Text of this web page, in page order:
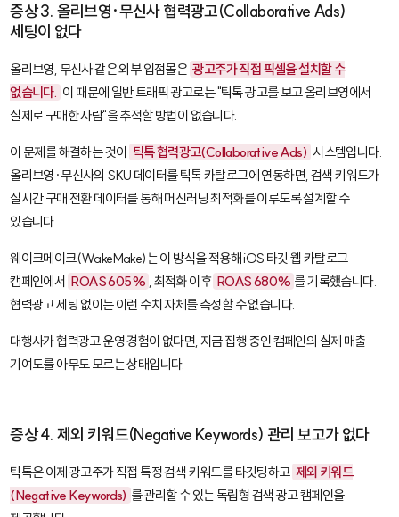
증상 3. 올리브영·무신사 협력광고(Collaborative Ads)
세팅이 없다
올리브영, 무신사 같은 외부 입점몰은 광고주가 직접 픽셀을 설치할 수
없습니다. 이 때문에 일반 트래픽 광고로는 "틱톡 광고를 보고 올리브영에서
실제로 구매한 사람"을 추적할 방법이 없습니다.
이 문제를 해결하는 것이 틱톡 협력광고(Collaborative Ads) 시스템입니다.
올리브영·무신사의 SKU 데이터를 틱톡 카탈로그에 연동하면, 검색 키워드가
실시간 구매 전환 데이터를 통해 머신러닝 최적화를 이루도록 설계할 수
있습니다.
웨이크메이크(WakeMake)는 이 방식을 적용해 iOS 타깃 웹 카탈로그
캠페인에서 ROAS 605% , 최적화 이후 ROAS 680% 를 기록했습니다.
협력광고 세팅 없이는 이런 수치 자체를 측정할 수 없습니다.
대행사가 협력광고 운영 경험이 없다면, 지금 집행 중인 캠페인의 실제 매출
기여도를 아무도 모르는 상태입니다.
증상 4. 제외 키워드(Negative Keywords) 관리 보고가 없다
틱톡은 이제 광고주가 직접 특정 검색 키워드를 타깃팅하고 제외 키워드
(Negative Keywords) 를 관리할 수 있는 독립형 검색 광고 캠페인을